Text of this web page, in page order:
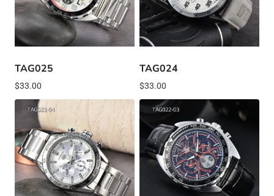
TAG025
$33.00
TAG024
$33.00